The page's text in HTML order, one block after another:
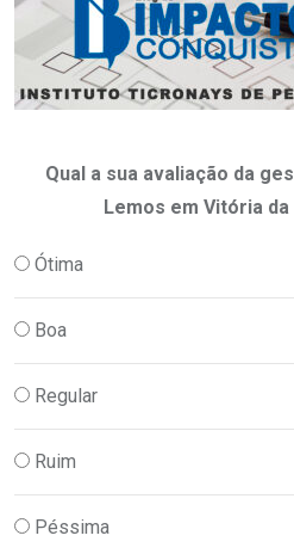
Qual a sua avaliação da
Lemos em Vitória da
Ótima
Boa
Regular
Ruim
Péssima